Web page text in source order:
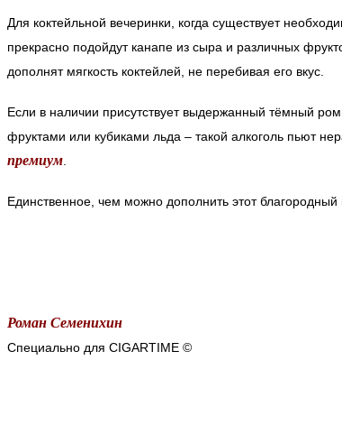
Для коктейльной вечеринки, когда существует
прекрасно подойдут канапе из сыра и различных
дополнят мягкость коктейлей, не перебивая его вкус.
Если в наличии присутствует выдержанный тёмный
фруктами или кубиками льда – такой алкоголь пьют
премиум
Единственное, чем можно дополнить этот благородный
Роман Семенихин
Специально для CIGARTIME ©